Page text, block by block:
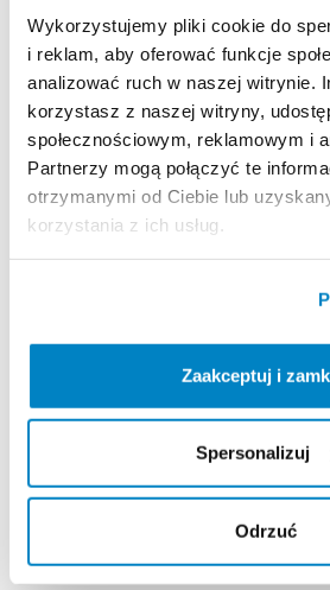
Wykorzystujemy pliki cookie do
i reklam, aby oferować funkcje
analizować ruch w naszej witrynie.
korzystasz z naszej witryny,
społecznościowym, reklamowym i
Partnerzy mogą połączyć te
otrzymanymi od Ciebie lub
korzystania z ich usług.
Zaakceptuj i
Spersonalizuj
Odrzuć
Strona produktu w sklepie
Zasady wypożyczenia
REGULAMIN
Regulamin wypożyczalni
ODBIÓR I ZWROT SPRZĘTU
Hétfő 09:00 - 19:00
Kedd 09:00 - 19:00
Szerda 09:00 - 19:00
Péntek 09:00 - 19:00
Vasárnap 9:00 - 18:00